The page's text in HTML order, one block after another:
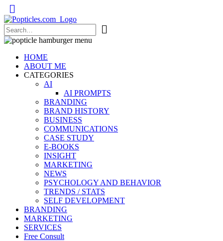
Popticles.com
HOME
ABOUT ME
CATEGORIES
AI
AI PROMPTS
BRANDING
BRAND HISTORY
BUSINESS
COMMUNICATIONS
CASE STUDY
E-BOOKS
INSIGHT
MARKETING
NEWS
PSYCHOLOGY AND BEHAVIOR
TRENDS / STATS
SELF DEVELOPMENT
BRANDING
MARKETING
SERVICES
Free Consult